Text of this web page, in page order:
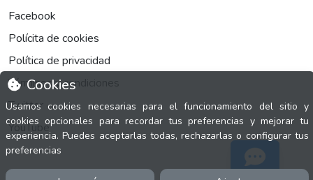
Cookies
Usamos cookies necesarias para el funcionamiento del sitio y
cookies opcionales para recordar tus preferencias y mejorar tu
experiencia. Puedes aceptarlas todas, rechazarlas o configurar tus
preferencias
Facebook
Polícita de cookies
Política de privacidad
Términos y condiciones
Twitter
YouTube